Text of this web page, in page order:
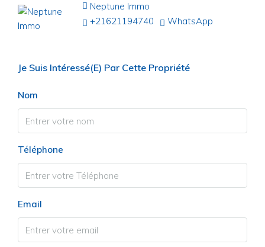
Neptune Immo
+21621194740
WhatsApp
Je Suis Intéressé(e) Par Cette Propriété
Nom
Téléphone
Email